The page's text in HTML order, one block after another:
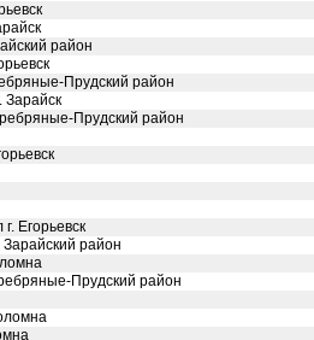
район
Прудский район
Зарайск
Прудский район
Егорьевск
район
Прудский район